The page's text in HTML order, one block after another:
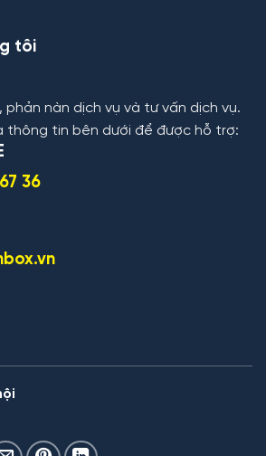
tôi
nàn dịch vụ và tư vấn dịch vụ.
thông tin bên dưới để được hỗ trợ:
36